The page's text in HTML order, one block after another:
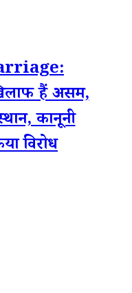
हैं असम,
कानूनी
विरोध